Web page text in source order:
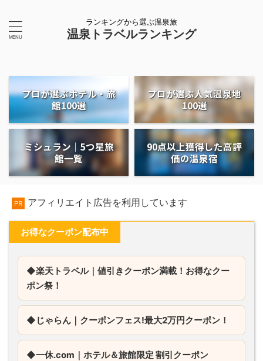
ランキングから選ぶ温泉旅
温泉トラベルランキング
プロが選ぶホテル・旅
館100選
プロが選ぶ人気温泉地
100選
ミシュラン｜5つ星旅
館一覧
90点以上獲得した高評
価の温泉宿
PR アフィリエイト広告を利用しています
お得なクーポン配布中
◆楽天トラベル｜値引きクーポン満載！お得なクー
ポン祭！
◆じゃらん｜ クーポンフェス!最大2万円クーポン！
◆一休.com｜ ホテル＆旅館限定 割引クーポン